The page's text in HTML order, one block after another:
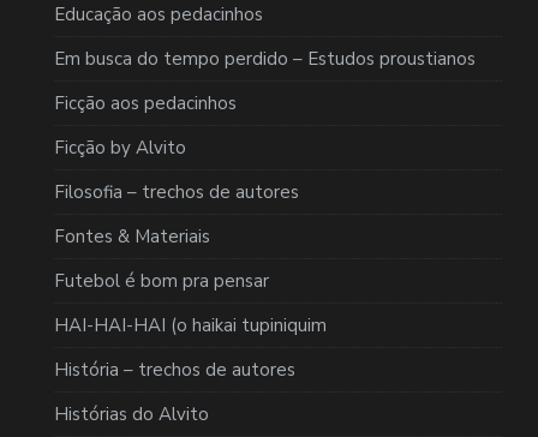
Educação aos pedacinhos
Em busca do tempo perdido – Estudos proustianos
Ficção aos pedacinhos
Ficção by Alvito
Filosofia – trechos de autores
Fontes & Materiais
Futebol é bom pra pensar
HAI-HAI-HAI (o haikai tupiniquim
História – trechos de autores
Histórias do Alvito